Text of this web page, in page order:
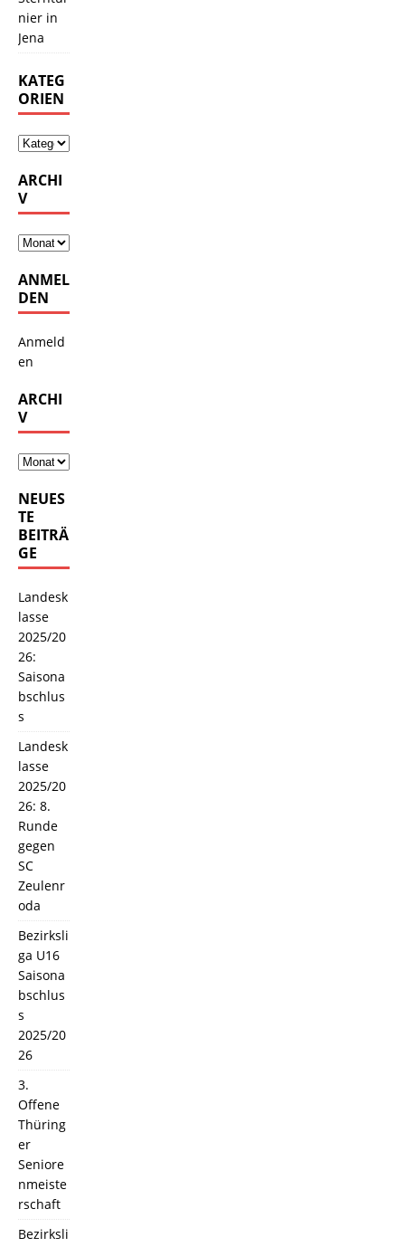
nier in
Jena
KATEG
ORIEN
ARCHI
V
ANMEL
DEN
Anmeld
en
ARCHI
V
NEUES
TE
BEITRÄ
GE
Landesk
lasse
2025/20
26:
Saisona
bschlus
s
Landesk
lasse
2025/20
26: 8.
Runde
gegen
SC
Zeulenr
oda
Bezirksli
ga U16
Saisona
bschlus
s
2025/20
26
3.
Offene
Thüring
er
Seniore
nmeiste
rschaft
Bezirksli